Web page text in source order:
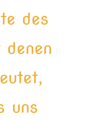
des
uns